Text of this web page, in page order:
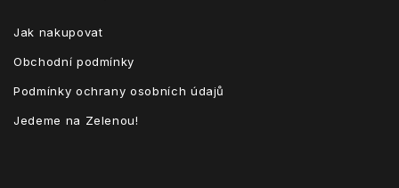
Jak nakupovat
Obchodní podmínky
Podmínky ochrany osobních údajů
Jedeme na Zelenou!